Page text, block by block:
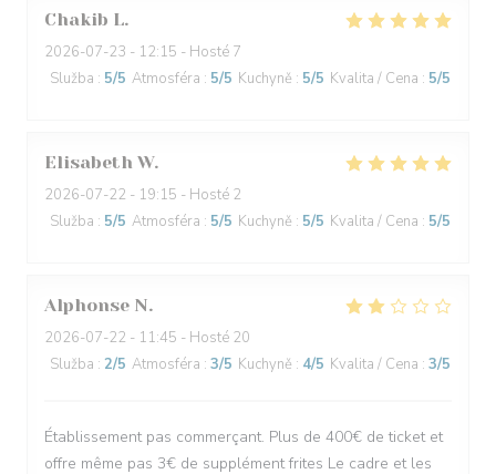
Chakib L
2026-07-23 - 12:15 - Hosté 7
Služba : 5/5 Atmosféra : 5/5 Kuchyně : 5/5 Kvalita / Cena : 5/5
Elisabeth W
2026-07-22 - 19:15 - Hosté 2
Služba : 5/5 Atmosféra : 5/5 Kuchyně : 5/5 Kvalita / Cena : 5/5
Alphonse N
2026-07-22 - 11:45 - Hosté 20
Služba : 2/5 Atmosféra : 3/5 Kuchyně : 4/5 Kvalita / Cena : 3/5
Établissement pas commerçant. Plus de 400€ de ticket et
offre même pas 3€ de supplément frites Le cadre et les